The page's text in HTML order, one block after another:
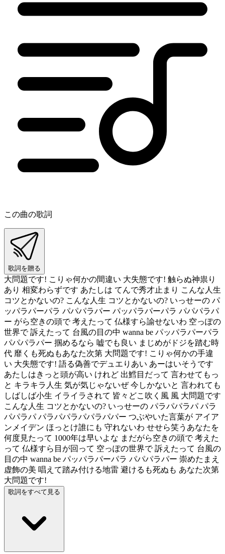
この曲の歌詞
歌詞を贈る
大問題です! こりゃ何かの間違い 大失態です! 触らぬ神祟り
あり 相変わらずです あたしは てんで秀才止まり こんな人生
コツとかないの? こんな人生 コツとかないの? いっせーの パ
ッパラパーパラ パパパラパー パッパラパーパラ パパパラパ
ー がら空きの頭で 考えたって 仏様すら諭せないわ 空っぽの
世界で 訴えたって 台風の目の中 wanna be パッパラパーパラ
パパパラパー 掴めるなら 嘘でも良い まじめがドジを踏む時
代 靡くも死ぬもあなた次第 大問題です! こりゃ何かの手違
い 大失態です! 語る偽善でデュエりあい あーはいそうです
あたしはきっと頭が高い けれど 出鱈目だって 言わせてもっ
と キラキラ人生 気が気じゃないぜ 今しかないと 言われても
しばしば小生 イライラされて 皆々どこ吹く風 風 大問題です
こんな人生 コツとかないの? いっせーの パラパパラパ パラ
パパラパ パラパパラパパラパパー つぶやいた言葉が アイア
ンメイデン ほっとけ誰にも 守れないわ せせら笑うあなたを
何度見たって 1000年は早いよな まだがら空きの頭で 考えた
って 仏様すら目が回って 空っぽの世界で 訴えたって 台風の
目の中 wanna be パッパラパーパラ パパパラパー 崇めたまえ
虚飾の美 唱えて踏み付ける地雷 避けるも死ぬも あなた次第
大問題です!
歌詞をすべて見る